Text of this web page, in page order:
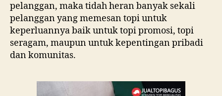
pelanggan, maka tidah heran banyak sekali
pelanggan yang memesan topi untuk
keperluannya baik untuk topi promosi, topi
seragam, maupun untuk kepentingan pribadi
dan komunitas.